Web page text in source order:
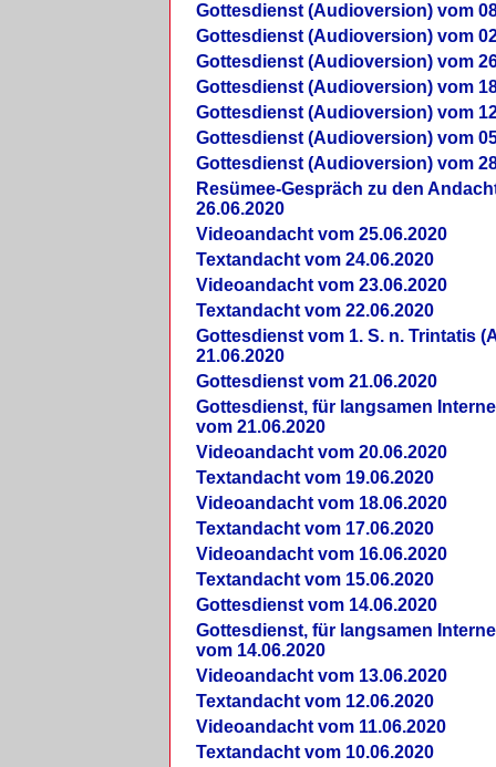
Gottesdienst (Audioversion) vom
Gottesdienst (Audioversion) vom
Gottesdienst (Audioversion) vom
Gottesdienst (Audioversion) vom
Gottesdienst (Audioversion) vom
Gottesdienst (Audioversion) vom
Gottesdienst (Audioversion) vom
Re­sü­mee-Gespräch zu den
26.06.2020
Videoandacht vom 25.06.2020
Textandacht vom 24.06.2020
Videoandacht vom 23.06.2020
Textandacht vom 22.06.2020
Gottesdienst vom 1. S. n. Trintatis
21.06.2020
Gottesdienst vom 21.06.2020
Gottesdienst, für langsamen
vom 21.06.2020
Videoandacht vom 20.06.2020
Textandacht vom 19.06.2020
Videoandacht vom 18.06.2020
Textandacht vom 17.06.2020
Videoandacht vom 16.06.2020
Textandacht vom 15.06.2020
Gottesdienst vom 14.06.2020
Gottesdienst, für langsamen
vom 14.06.2020
Videoandacht vom 13.06.2020
Textandacht vom 12.06.2020
Videoandacht vom 11.06.2020
Textandacht vom 10.06.2020